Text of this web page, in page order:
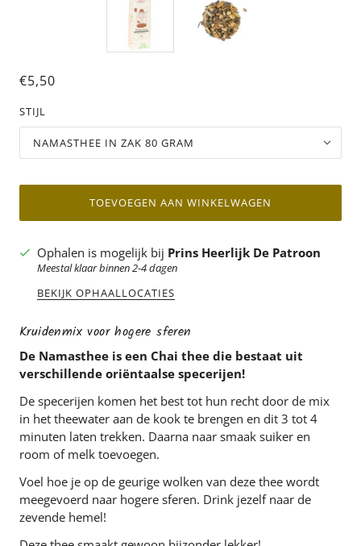
€5,50
STIJL
NAMASTHEE IN ZAK 80 GRAM
TOEVOEGEN AAN WINKELWAGEN
Ophalen is mogelijk bij Prins Heerlijk De Patroon
Meestal klaar binnen 2-4 dagen
BEKIJK OPHAALLOCATIES
Kruidenmix voor hogere sferen
De Namasthee is een Chai thee die bestaat uit
verschillende oriëntaalse specerijen!
De specerijen komen het best tot hun recht door de mix
in het theewater aan de kook te brengen en dit 3 tot 4
minuten laten trekken. Daarna naar smaak suiker en
room of melk toevoegen.
Voel hoe je op de geurige wolken van deze thee wordt
meegevoerd naar hogere sferen. Drink jezelf naar de
zevende hemel!